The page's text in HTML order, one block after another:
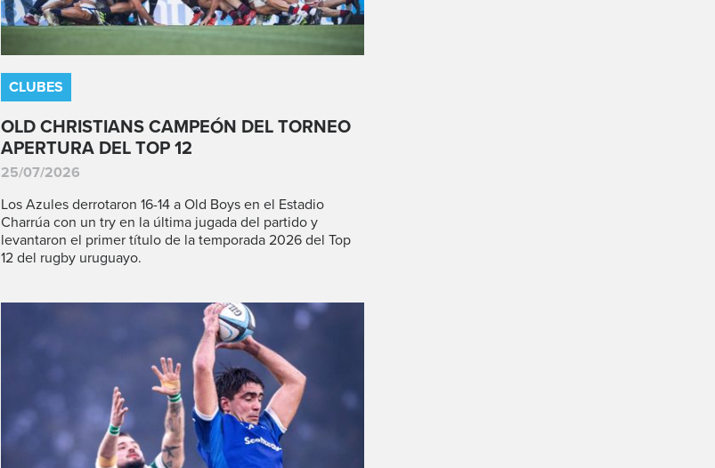
CLUBES
OLD CHRISTIANS CAMPEÓN DEL TORNEO
APERTURA DEL TOP 12
25/07/2026
Los Azules derrotaron 16-14 a Old Boys en el Estadio
Charrúa con un try en la última jugada del partido y
levantaron el primer título de la temporada 2026 del Top
12 del rugby uruguayo.